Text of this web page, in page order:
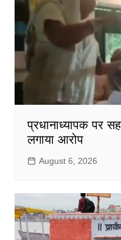
प्रधानाध्यापक पर
लगाया आरोप
August 6, 2026